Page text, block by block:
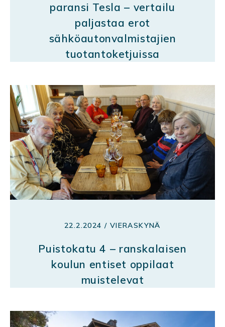
paransi Tesla – vertailu
paljastaa erot
sähköautonvalmistajien
tuotantoketjuissa
22.2.2024 / VIERASKYNÄ
Puistokatu 4 – ranskalaisen
koulun entiset oppilaat
muistelevat